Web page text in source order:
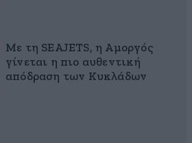
Με τη SEAJETS, η Αμοργός
γίνεται η πιο αυθεντική
απόδραση των Κυκλάδων